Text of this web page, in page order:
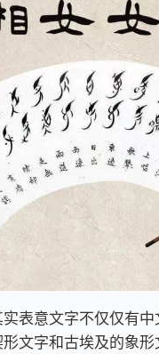
表意文字不仅仅有
文字和古埃及的象